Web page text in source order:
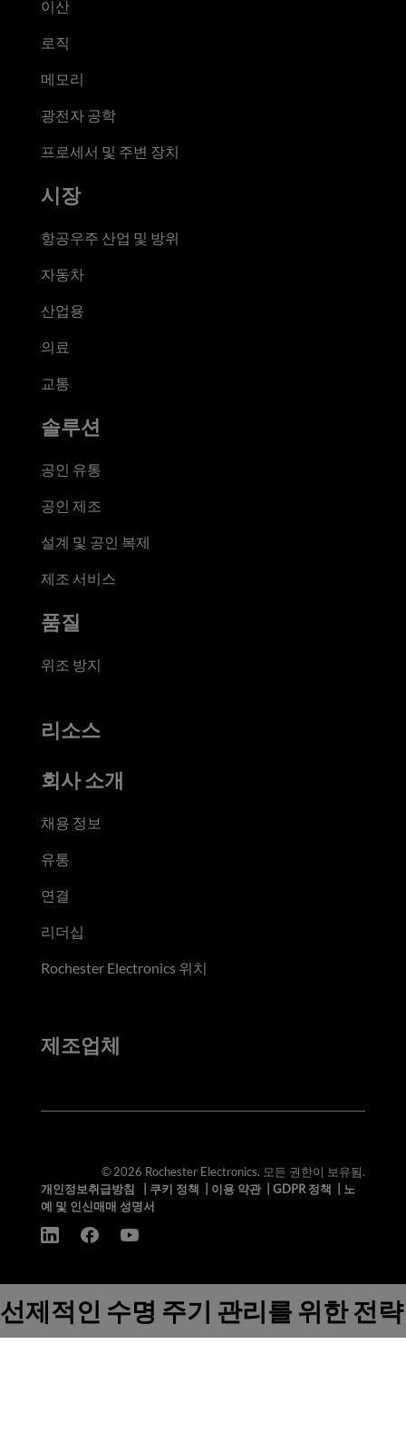
이산
로직
메모리
광전자 공학
프로세서 및 주변 장치
시장
항공우주 산업 및 방위
자동차
산업용
의료
교통
솔루션
공인 유통
공인 제조
설계 및 공인 복제
제조 서비스
품질
위조 방지
리소스
회사 소개
채용 정보
유통
연결
리더십
Rochester Electronics 위치
제조업체
© 2026 Rochester Electronics. 모든 권한이 보유됨.
개인정보취급방침
쿠키 정책 이용 약관| GDPR 정책
노
예 및 인신매매 성명서
선제적인 수명 주기 관리를 위한 전략